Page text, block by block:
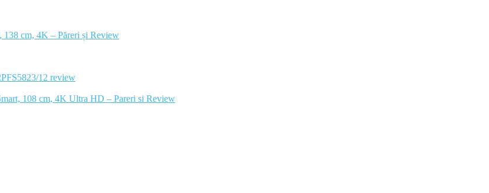
138 cm, 4K – Păreri și Review
12 review
108 cm, 4K Ultra HD – Pareri si Review